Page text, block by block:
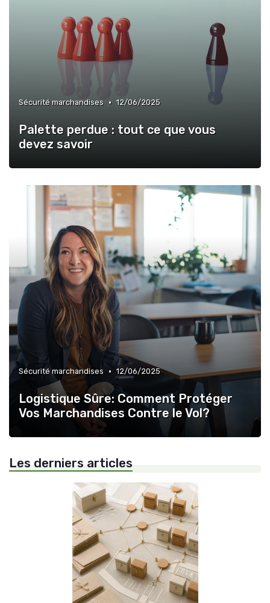
Sécurité marchandises • 12/06/2025
Palette perdue : tout ce que vous
devez savoir
Sécurité marchandises • 12/06/2025
Logistique Sûre: Comment Protéger
Vos Marchandises Contre le Vol?
Les derniers articles